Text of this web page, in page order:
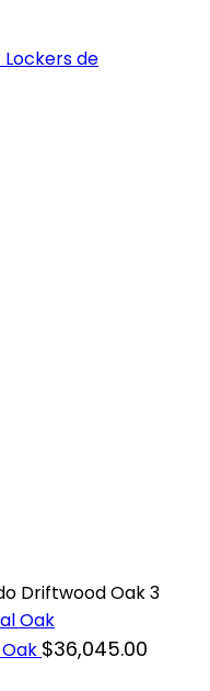
Driftwood Oak 3
$36,045.00